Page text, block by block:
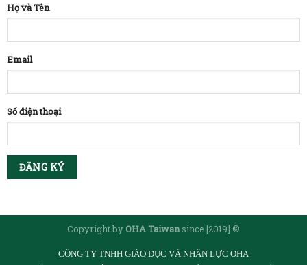
Họ và Tên
Email
Số điện thoại
Copyright byOHA Taiwansince [2019] ©
CÔNG TY TNHH GIÁO DỤC VÀ NHÂN LỰC OHA